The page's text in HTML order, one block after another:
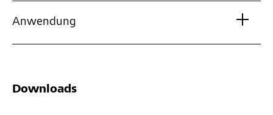
Anwendung
Downloads